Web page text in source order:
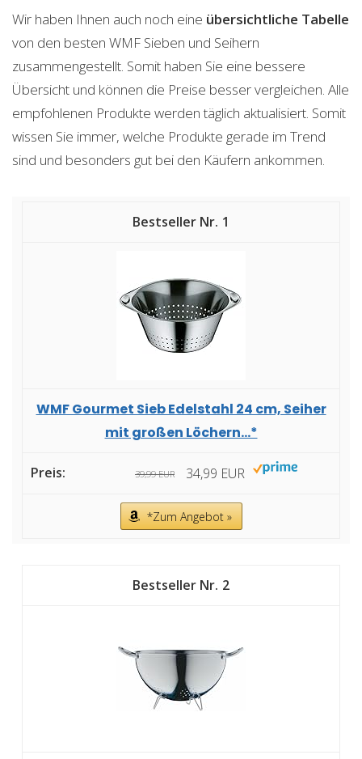
Wir haben Ihnen auch noch eine übersichtliche Tabelle
von den besten WMF Sieben und Seihern
zusammengestellt. Somit haben Sie eine bessere
Übersicht und können die Preise besser vergleichen. Alle
empfohlenen Produkte werden täglich aktualisiert. Somit
wissen Sie immer, welche Produkte gerade im Trend
sind und besonders gut bei den Käufern ankommen.
1
WMF Gourmet Sieb Edelstahl 24 cm, Seiher
mit großen Löchern...*
39,99 EUR 34,99 EUR
*Zum Angebot »
2